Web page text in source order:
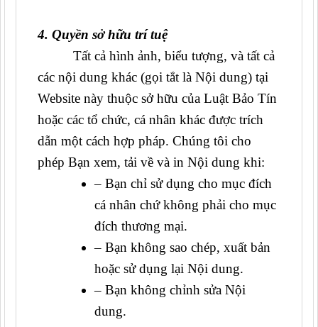
4. Quyền sở hữu trí tuệ
Tất cả hình ảnh, biểu tượng, và tất cả
các nội dung khác (gọi tắt là Nội dung) tại
Website này thuộc sở hữu của Luật Bảo Tín
hoặc các tổ chức, cá nhân khác được trích
dẫn một cách hợp pháp. Chúng tôi cho
phép Bạn xem, tải về và in Nội dung khi:
– Bạn chỉ sử dụng cho mục đích
cá nhân chứ không phải cho mục
đích thương mại.
– Bạn không sao chép, xuất bản
hoặc sử dụng lại Nội dung.
– Bạn không chỉnh sửa Nội
dung.